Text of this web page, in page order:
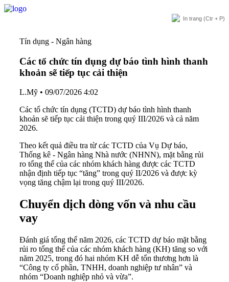
In trang (Ctr + P)
Tín dụng - Ngân hàng
Các tổ chức tín dụng dự báo tình hình thanh
khoản sẽ tiếp tục cải thiện
L.Mỹ • 09/07/2026 4:02
Các tổ chức tín dụng (TCTD) dự báo tình hình thanh
khoản sẽ tiếp tục cải thiện trong quý III/2026 và cả năm
2026.
Theo kết quả điều tra từ các TCTD của Vụ Dự báo,
Thống kê - Ngân hàng Nhà nước (NHNN), mặt bằng rủi
ro tổng thể của các nhóm khách hàng được các TCTD
nhận định tiếp tục “tăng” trong quý II/2026 và được kỳ
vọng tăng chậm lại trong quý III/2026.
Chuyển dịch dòng vốn và nhu cầu
vay
Đánh giá tổng thể năm 2026, các TCTD dự báo mặt bằng
rủi ro tổng thể của các nhóm khách hàng (KH) tăng so với
năm 2025, trong đó hai nhóm KH dễ tổn thương hơn là
“Công ty cổ phần, TNHH, doanh nghiệp tư nhân” và
nhóm “Doanh nghiệp nhỏ và vừa”.